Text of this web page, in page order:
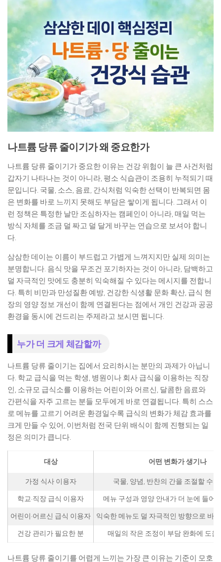
나트륨 당류 줄이기가 왜 중요한가
나트륨 당류 줄이기가 중요한 이유는 건강 위험이 늘 큰 사건처럼
갑자기 나타나는 것이 아니라, 평소 식습관이 조용히 누적되기 때
문입니다. 국물, 소스, 음료, 간식처럼 익숙한 선택이 반복되면 몸
은 변화를 바로 느끼지 못해도 부담은 쌓이게 됩니다. 그래서 이
런 정책은 특정한 날만 조심하자는 캠페인이 아니라, 매일 먹는
방식 자체를 조금 덜 짜고 덜 달게 바꾸는 연습으로 보셔야 합니
다.
삼삼한 데이는 이름이 부드럽고 가볍게 느껴지지만 실제 의미는
분명합니다. 음식 맛을 무조건 포기하자는 것이 아니라, 담백하고
덜 자극적인 맛에도 충분히 익숙해질 수 있다는 메시지를 전합니
다. 특히 비만과 만성질환 예방, 건강한 식생활 문화 확산, 급식 현
장의 영양 정보 개선이 함께 연결된다는 점에서 개인 건강과 공공
환경을 동시에 건드리는 주제라고 보시면 됩니다.
누가 더 크게 체감할까
나트륨 당류 줄이기는 집에서 요리하시는 분만의 과제가 아닙니
다. 학교 급식을 먹는 학생, 병원이나 회사 급식을 이용하는 직장
인, 소규모 급식소를 이용하는 어린이와 어르신, 달콤한 음료와
간편식을 자주 고르는 분들 모두에게 바로 연결됩니다. 특히 스스
로 메뉴를 고르기 어려운 환경일수록 급식의 변화가 체감 효과를
크게 만들 수 있어, 이번처럼 전국 단위 배식이 함께 진행되는 일
정은 의미가 큽니다.
대상 어떤 변화가 생기나
가정 식사 이용자 국물, 양념, 반찬의 간을 조절할 수
학교·직장 급식 이용자 메뉴 구성과 영양 안내가 더 눈에 들어
어린이·어르신 급식 이용자 익숙한 메뉴도 덜 자극적인 방향으로 바
건강 관리가 필요한 분 매일의 작은 조정이 부담 완화에 도움
나트륨 당류 줄이기를 어렵게 느끼는 가장 큰 이유는 기준이 모호